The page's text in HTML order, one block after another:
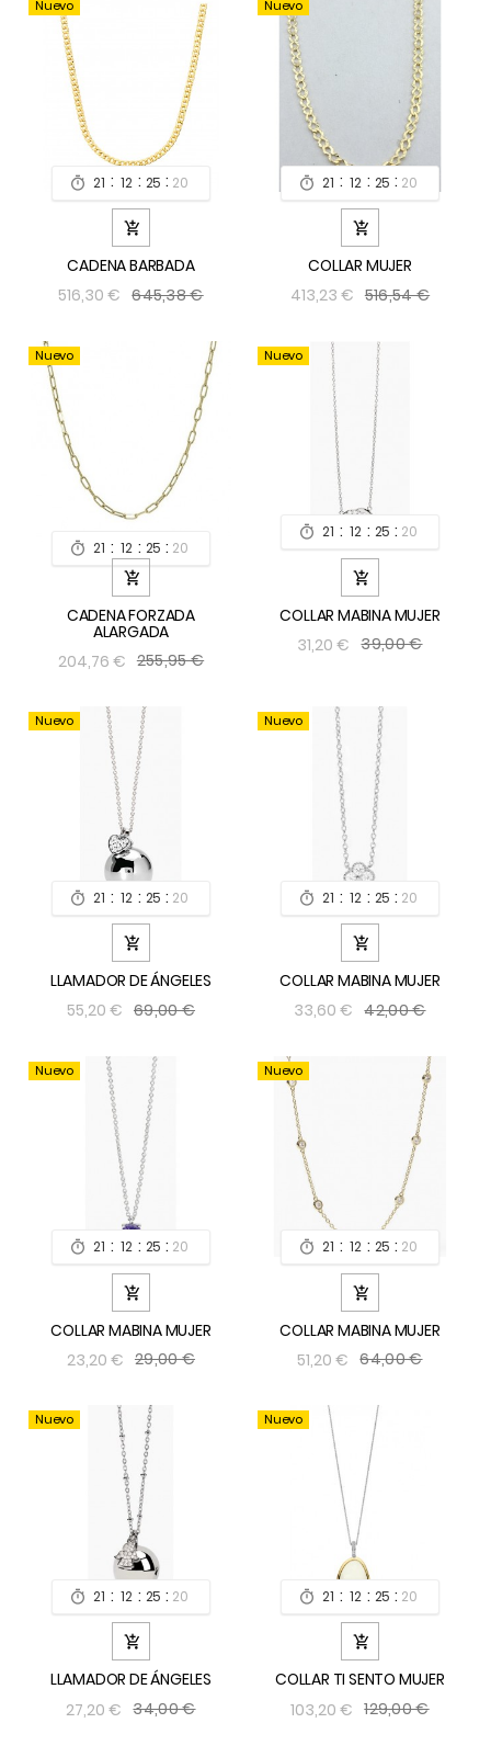
Nuevo
 21 : 12 : 25 : 19

CADENA BARBADA
516,30 € 645,38 €
Nuevo
 21 : 12 : 25 : 19

COLLAR MUJER
413,23 € 516,54 €
Nuevo
 21 : 12 : 25 : 19

CADENA FORZADA
ALARGADA
204,76 € 255,95 €
Nuevo
 21 : 12 : 25 : 19

COLLAR MABINA MUJER
31,20 € 39,00 €
Nuevo
 21 : 12 : 25 : 19

LLAMADOR DE ÁNGELES
55,20 € 69,00 €
Nuevo
 21 : 12 : 25 : 19

COLLAR MABINA MUJER
33,60 € 42,00 €
Nuevo
 21 : 12 : 25 : 19

COLLAR MABINA MUJER
23,20 € 29,00 €
Nuevo
 21 : 12 : 25 : 19

COLLAR MABINA MUJER
51,20 € 64,00 €
Nuevo
 21 : 12 : 25 : 19

LLAMADOR DE ÁNGELES
27,20 € 34,00 €
Nuevo
 21 : 12 : 25 : 19

COLLAR TI SENTO MUJER
103,20 € 129,00 €